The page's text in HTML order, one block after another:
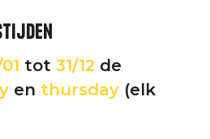
tot 31/12 de
en thursday (elk